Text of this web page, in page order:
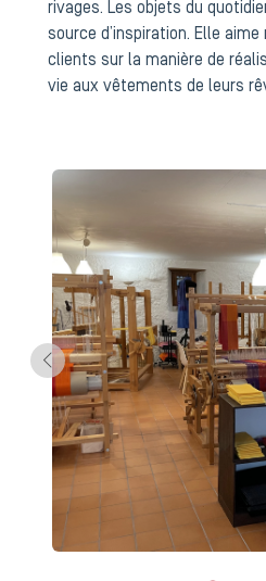
rivages. Les objets du
source d’inspiration. Elle
clients sur la manière de
vie aux vêtements de leurs